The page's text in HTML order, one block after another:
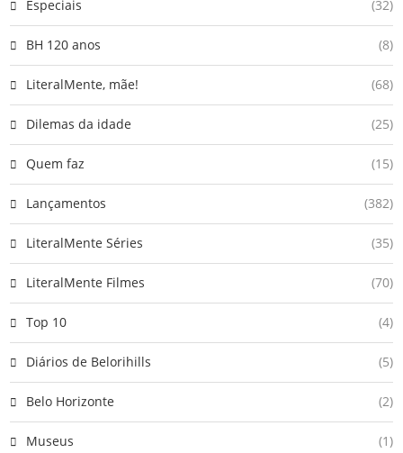
Especiais (32)
BH 120 anos (8)
LiteralMente, mãe! (68)
Dilemas da idade (25)
Quem faz (15)
Lançamentos (382)
LiteralMente Séries (35)
LiteralMente Filmes (70)
Top 10 (4)
Diários de Belorihills (5)
Belo Horizonte (2)
Museus (1)